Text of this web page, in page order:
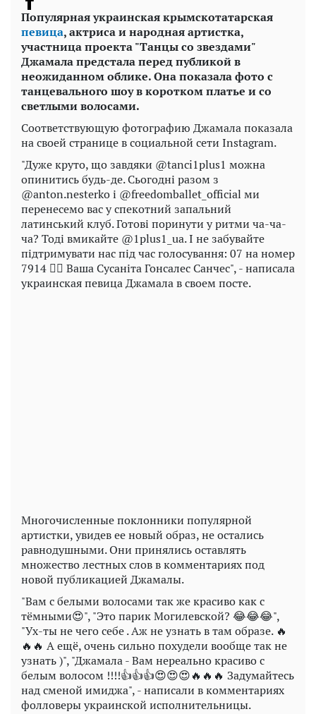
Популярная украинская крымскотатарская
певица, актриса и народная артистка,
участница проекта "Танцы со звездами"
Джамала предстала перед публикой в
неожиданном облике. Она показала фото с
танцевального шоу в коротком платье и со
светлыми волосами.
Соответствующую фотографию Джамала показала
на своей странице в социальной сети Instagram.
"Дуже круто, що завдяки @tanci1plus1 можна
опинитись будь-де. Сьогодні разом з
@anton.nesterko і @freedomballet_official ми
перенесемо вас у спекотний запальний
латинський клуб. Готові поринути у ритми ча-ча-
ча? Тоді вмикайте @1plus1_ua. І не забувайте
підтримувати нас під час голосування: 07 на номер
7914 ❤️‍🔥 Ваша Сусаніта Гонсалес Санчес", - написала
украинская певица Джамала в своем посте.
Многочисленные поклонники популярной
артистки, увидев ее новый образ, не остались
равнодушными. Они принялись оставлять
множество лестных слов в комментариях под
новой публикацией Джамалы.
"Вам с белыми волосами так же красиво как с
тёмными😍", "Это парик Могилевской? 😂😂😂",
"Ух-ты не чего себе . Аж не узнать в там образе. 🔥
🔥🔥 А ещё, очень сильно похудели вообще так не
узнать )", "Джамала - Вам нереально красиво с
белым волосом !!!!👍👍👍😍😍😍🔥🔥🔥 Задумайтесь
над сменой имиджа", - написали в комментариях
фолловеры украинской исполнительницы.